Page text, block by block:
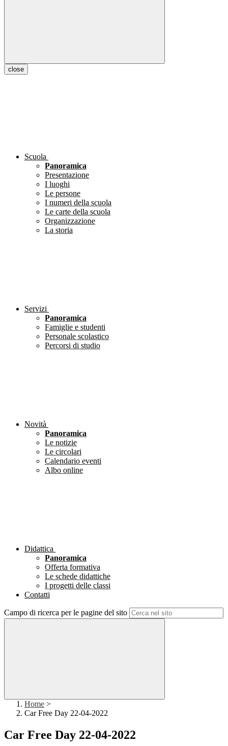
close
Scuola
Panoramica
Presentazione
I luoghi
Le persone
I numeri della scuola
Le carte della scuola
Organizzazione
La storia
Servizi
Panoramica
Famiglie e studenti
Personale scolastico
Percorsi di studio
Novità
Panoramica
Le notizie
Le circolari
Calendario eventi
Albo online
Didattica
Panoramica
Offerta formativa
Le schede didattiche
I progetti delle classi
Contatti
Campo di ricerca per le pagine del sito
Home >
Car Free Day 22-04-2022
Car Free Day 22-04-2022